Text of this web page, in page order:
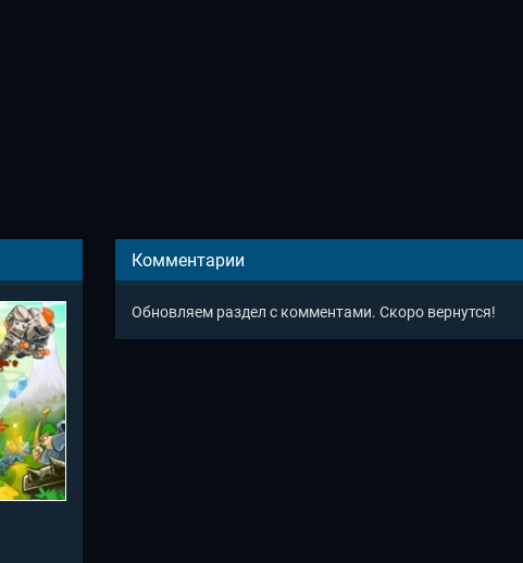
Комментарии
Обновляем раздел с комментами. Скоро вернутся!